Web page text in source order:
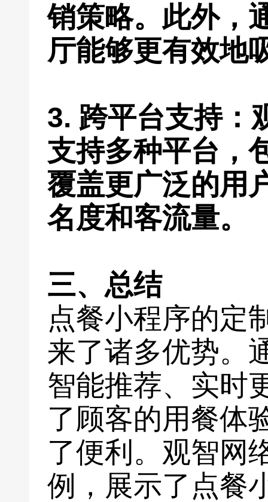
销策略。此外，
厅能够更有效地
3. 跨平台支持：
支持多种平台，
覆盖更广泛的用
名度和客流量。
三、总结
点餐小程序的定
来了诸多优势。
智能推荐、实时
了顾客的用餐体
了便利。观智网
例，展示了点餐